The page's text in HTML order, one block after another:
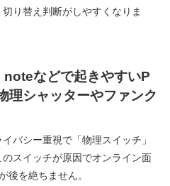
り替え判断がしやすくなりま
などで起きやすいP
理シャッターやファンク
バシー重視で「物理スイッチ」
スイッチが原因でオンライン面
後を絶ちません。